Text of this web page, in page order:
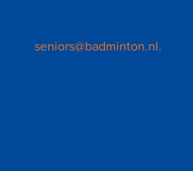
seniors@badminton.nl.